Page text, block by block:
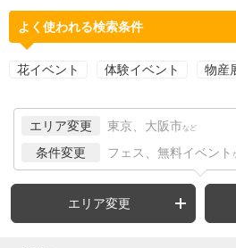
よく使われる検索条件
花イベント 体験イベント 物産
エリア変更 東京、大阪市 など
条件変更 フェス、無料イベント
エリア変更